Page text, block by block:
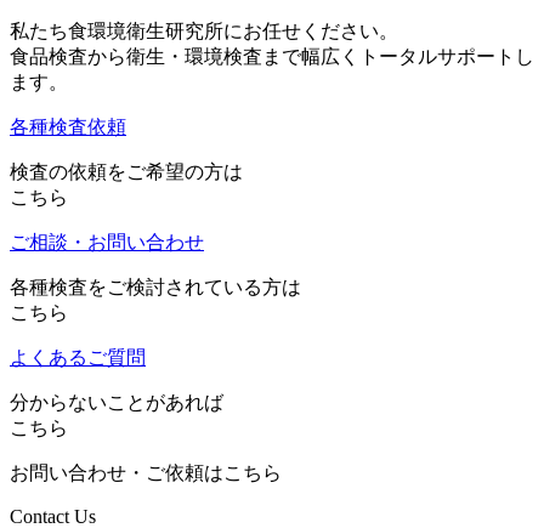
私たち食環境衛生研究所にお任せください。
食品検査から衛生・環境検査まで幅広くトータルサポートし
ます。
各種検査依頼
検査の依頼をご希望の方は
こちら
ご相談・お問い合わせ
各種検査をご検討されている方は
こちら
よくあるご質問
分からないことがあれば
こちら
お問い合わせ・ご依頼はこちら
Contact Us